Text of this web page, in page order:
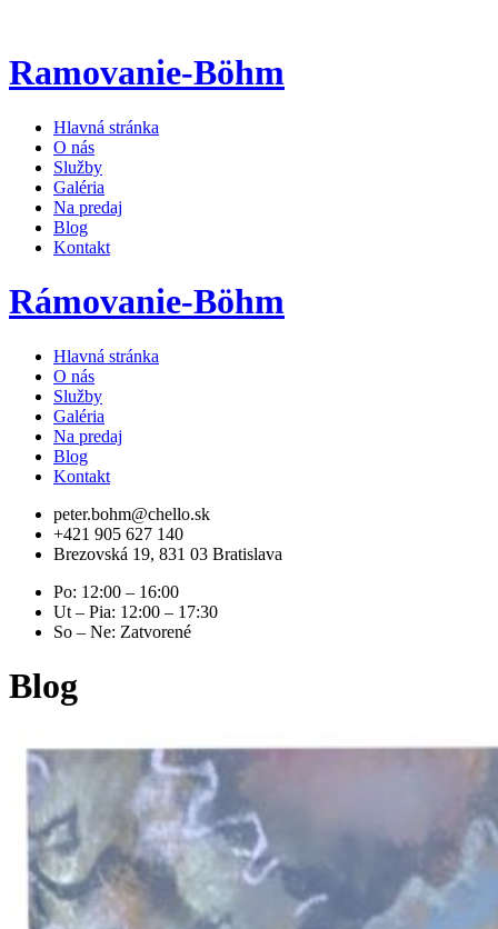
Ramovanie-Böhm
Hlavná stránka
O nás
Služby
Galéria
Na predaj
Blog
Kontakt
Rámovanie-Böhm
Hlavná stránka
O nás
Služby
Galéria
Na predaj
Blog
Kontakt
peter.bohm@chello.sk
+421 905 627 140
Brezovská 19, 831 03 Bratislava
Po: 12:00 – 16:00
Ut – Pia: 12:00 – 17:30
So – Ne: Zatvorené
Blog